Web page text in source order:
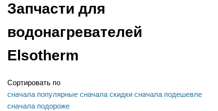
Запчасти для
водонагревателей
Elsotherm
Сортировать по
сначала популярные сначала скидки сначала подешевле
сначала подороже